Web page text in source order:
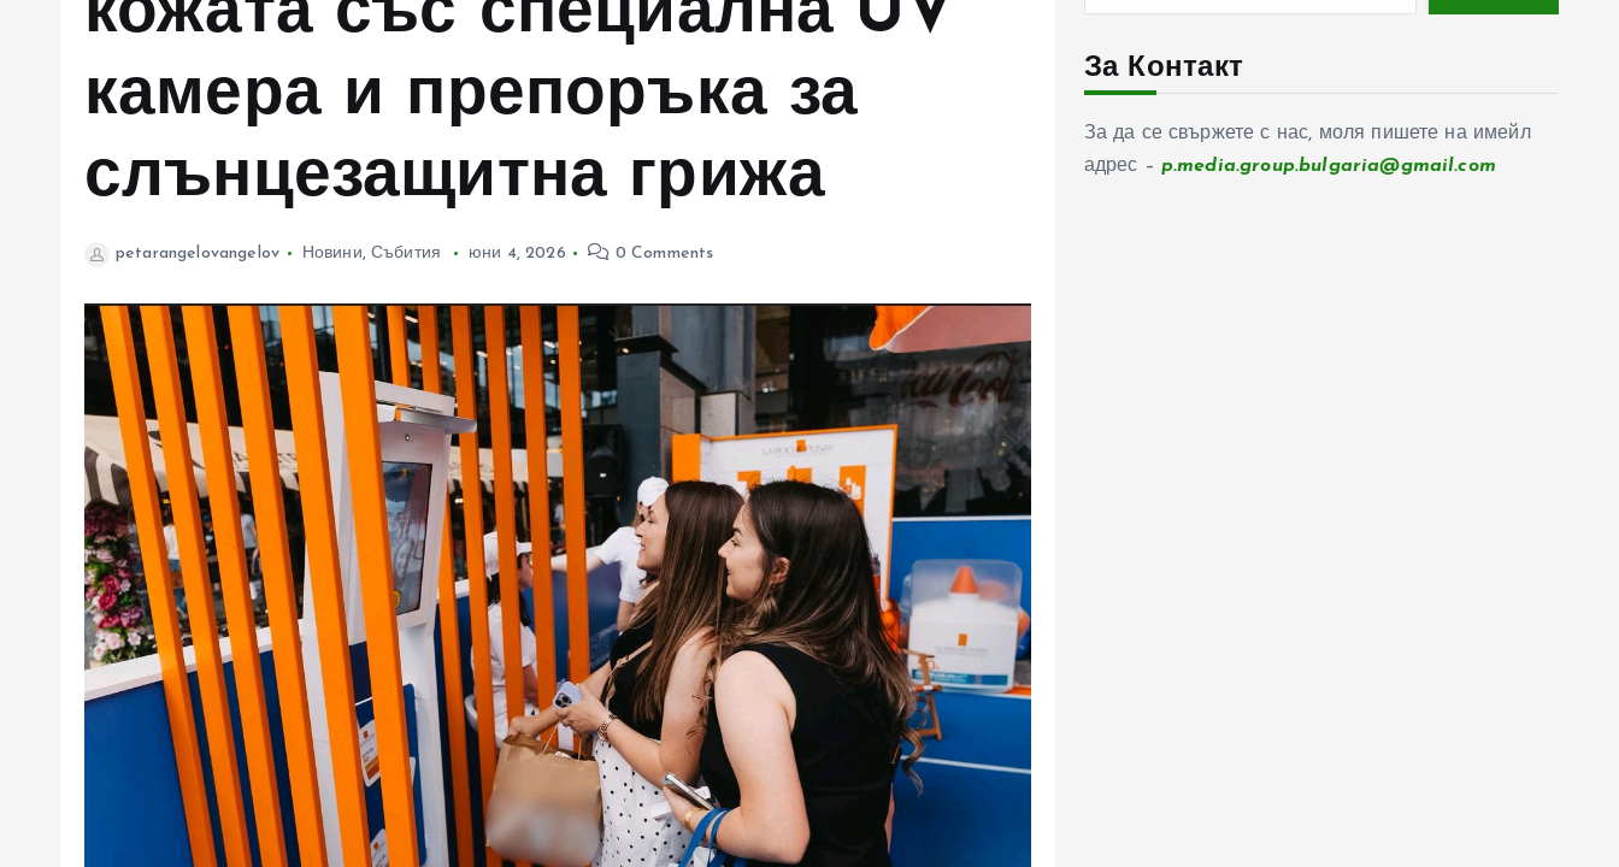
кожата със специална UV
камера и препоръка за
слънцезащитна грижа
petarangelovangelov Новини,Събития юни 4, 2026 0 Comments
За Контакт
За да се свържете с нас, моля пишете на имейл
адрес – p.media.group.bulgaria@gmail.com